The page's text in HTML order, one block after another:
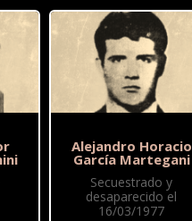
Alejandro Horacio
García Martegani
Secuestrado y
desaparecido el
16/03/1977